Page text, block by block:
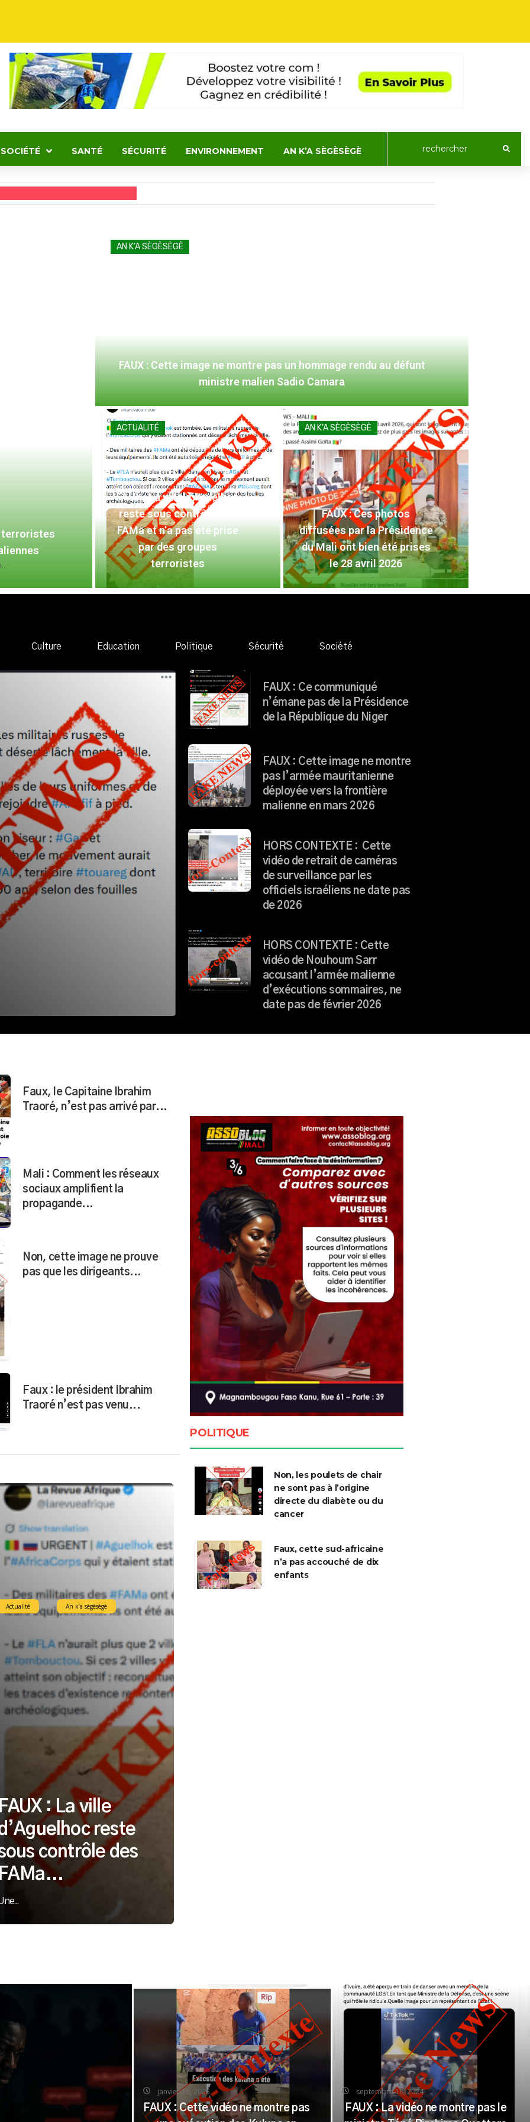
SOCIÉTÉ SANTÉ SÉCURITÉ ENVIRONNEMENT AN K’A SÈGÈSÈGÈ
terroristes
AN K’A SÈGÈSÈGÈ
FAUX : Cette image ne montre pas un hommage rendu au défunt
ministre malien Sadio Camara
ACTUALITÉ
FAUX : La ville d’Aguelhoc
reste sous contrôle des
FAMa et n’a pas été prise
par des groupes
terroristes
AN K’A SÈGÈSÈGÈ
FAUX : Ces photos
diffusées par la Présidence
du Mali ont bien été prises
le 28 avril 2026
Culture Education Politique Sécurité Société
FAUX : Ce communiqué
n’émane pas de la Présidence
de la République du Niger
FAUX : Cette image ne montre
pas l’armée mauritanienne
déployée vers la frontière
malienne en mars 2026
HORS CONTEXTE : Cette
vidéo de retrait de caméras
de surveillance par les
officiels israéliens ne date pas
de 2026
HORS CONTEXTE : Cette
vidéo de Nouhoum Sarr
accusant l’armée malienne
d’exécutions sommaires, ne
date pas de février 2026
Faux, le Capitaine Ibrahim
Traoré, n’est pas arrivé par...
Mali : Comment les réseaux
sociaux amplifient la
propagande...
Non, cette image ne prouve
pas que les dirigeants...
Faux : le président Ibrahim
Traoré n’est pas venu...
Actualité An k’a sègèsègè
FAUX : La ville
reste
contrôle des
FAMa...
POLITIQUE
Non, les poulets de chair
ne sont pas à l’origine
directe du diabète ou du
cancer
Faux, cette sud-africaine
n’a pas accouché de dix
enfants
janvier 16, 2025
FAUX : Cette vidéo ne montre pas
septembre 18, 2024
FAUX : La vidéo ne montre pas le